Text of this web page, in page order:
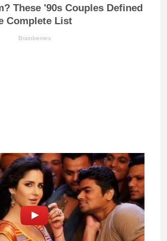
These '90s Couples Defined
Complete List
Brainberries